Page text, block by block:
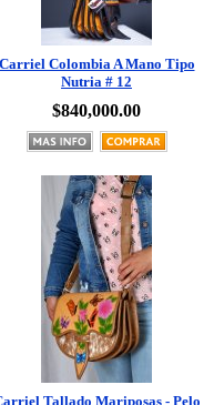
Carriel Colombia A Mano Tipo
Nutria # 12
$840,000.00
Carriel Tallado Mariposas - Pelo
Café